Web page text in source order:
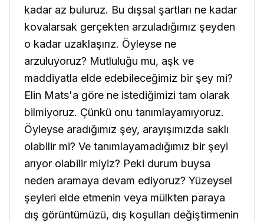
kadar az buluruz. Bu dışsal şartları ne kadar
kovalarsak gerçekten arzuladığımız şeyden
o kadar uzaklaşırız. Öyleyse ne
arzuluyoruz? Mutluluğu mu, aşk ve
maddiyatla elde edebileceğimiz bir şey mi?
Elin Mats'a göre ne istediğimizi tam olarak
bilmiyoruz. Çünkü onu tanımlayamıyoruz.
Öyleyse aradığımız şey, arayışımızda saklı
olabilir mi? Ve tanımlayamadığımız bir şeyi
arıyor olabilir miyiz? Peki durum buysa
neden aramaya devam ediyoruz? Yüzeysel
şeyleri elde etmenin veya mülkten paraya
dış görüntümüzü, dış koşulları değiştirmenin